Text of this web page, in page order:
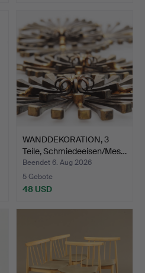
WANDDEKORATION, 3
Teile, Schmiedeeisen/Mes…
Beendet 6. Aug 2026
5 Gebote
48 USD